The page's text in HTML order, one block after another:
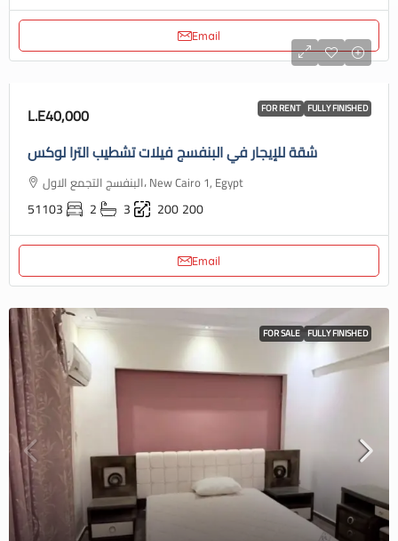
Email
FOR RENT FULLY FINISHED
L.E40,000
شقة للإيجار في البنفسج فيلات تشطيب الترا لوكس
البنفسج التجمع الاول، New Cairo 1, Egypt
51103 2 3 200200
Email
FOR SALE FULLY FINISHED